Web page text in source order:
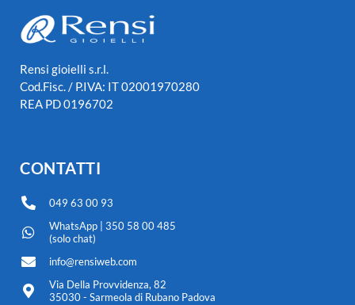
Rensi gioielli s.r.l.
Cod.Fisc. / P.IVA: IT 02001970280
REA PD 0196702
CONTATTI
049 63 00 93
WhatsApp | 350 58 00 485
(solo chat)
info@rensiweb.com
Via Della Provvidenza, 82
35030 - Sarmeola di Rubano Padova